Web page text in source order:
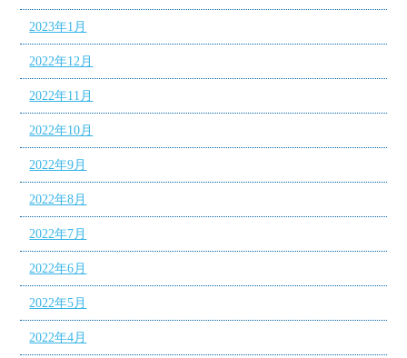
2023年1月
2022年12月
2022年11月
2022年10月
2022年9月
2022年8月
2022年7月
2022年6月
2022年5月
2022年4月